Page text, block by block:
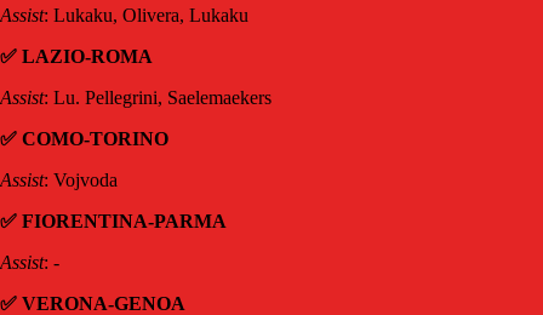
Assist: Lukaku, Olivera, Lukaku
✅ LAZIO-ROMA
Assist: Lu. Pellegrini, Saelemaekers
✅ COMO-TORINO
Assist: Vojvoda
✅ FIORENTINA-PARMA
Assist: -
✅ VERONA-GENOA